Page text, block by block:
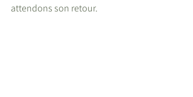
attendons son retour.